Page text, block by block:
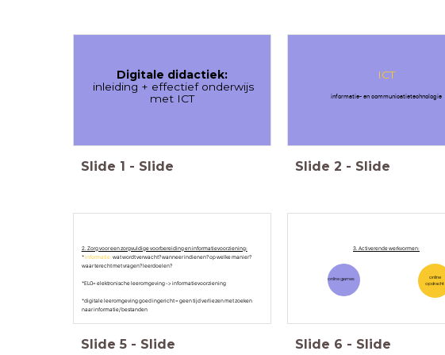
Digitale didactiek:
inleiding + effectief onderwijs
met ICT
Slide 1 - Slide
ICT
informatie- en communicatietechnologie
Slide 2 - Slide
2. Zorg voor een zorgvuldige voorbereiding en informatievoorziening:
*informatie: wat wordt verwacht? wanneer indienen? op welke manier?
waar terecht met vragen? leerdoelen?
*ELO= elektronische leeromgeving -> informatievoorziening
*digitale leeromgeving goed ingericht = geen tijd verliezen met zoeken
naar informatie/ bestanden
Slide 5 - Slide
3. Activerende werkvormen:
online games
online
opdracht
Slide 6 - Slide